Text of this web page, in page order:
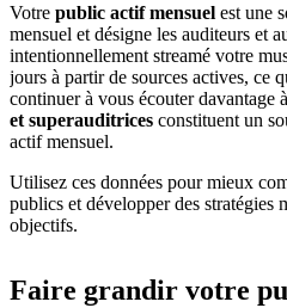
Votre public actif mensuel est une
mensuel et désigne les auditeurs et
intentionnellement streamé votre
jours à partir de sources actives, ce
continuer à vous écouter davantage
et superauditrices constituent un
actif mensuel.
Utilisez ces données pour mieux
publics et développer des stratégies
objectifs.
Faire grandir votre